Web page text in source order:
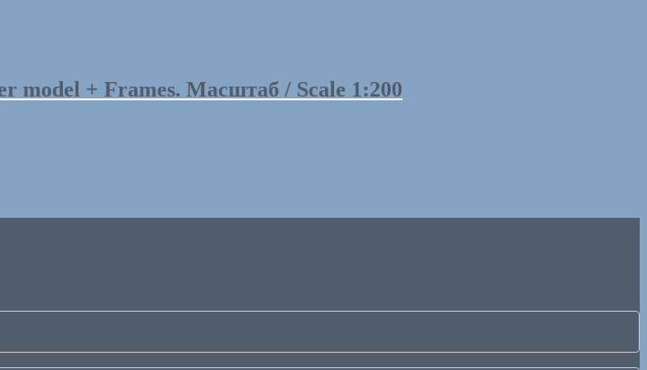
model + Frames. Масштаб / Scale 1:200